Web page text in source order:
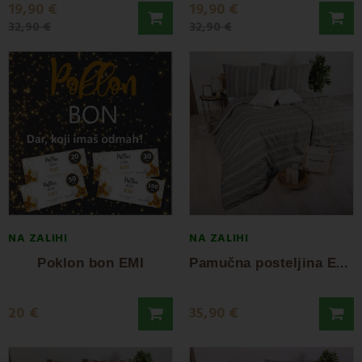
19,90 € 19,90 €
NA ZALIHI
Poklon bon EMI
20 €
NA ZALIHI
P
amučna posteljina ECO Arona EMI
35,90 €